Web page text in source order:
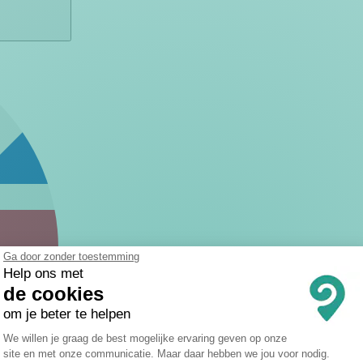
Ga door zonder toestemming
Help ons met
de cookies
om je beter te helpen
Toestemmingsbeheerplatform:
We willen je graag de best mogelijke ervaring geven op onze
site en met onze communicatie. Maar daar hebben we jou voor nodig.